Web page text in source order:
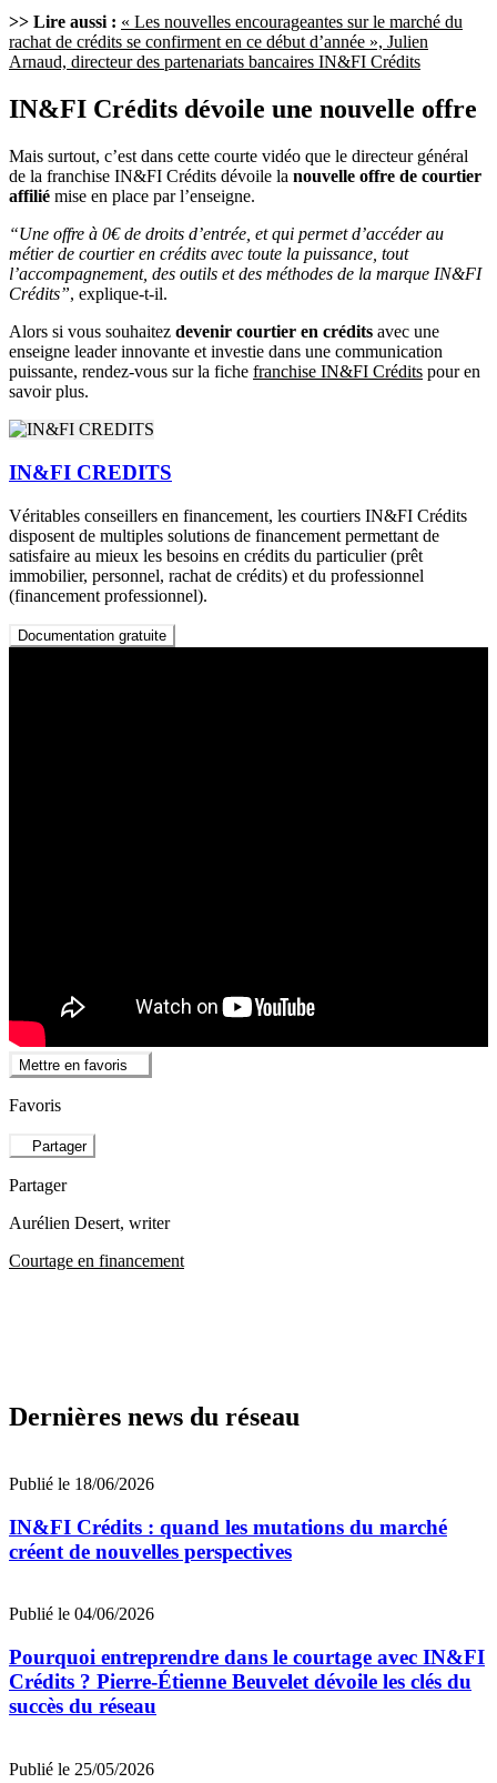
>> Lire aussi : « Les nouvelles encourageantes sur le marché du
rachat de crédits se confirment en ce début d’année », Julien
Arnaud, directeur des partenariats bancaires IN&FI Crédits
IN&FI Crédits dévoile une nouvelle offre
Mais surtout, c’est dans cette courte vidéo que le directeur général
de la franchise IN&FI Crédits dévoile la nouvelle offre de courtier
affilié mise en place par l’enseigne.
“Une offre à 0€ de droits d’entrée, et qui permet d’accéder au
métier de courtier en crédits avec toute la puissance, tout
l’accompagnement, des outils et des méthodes de la marque IN&FI
Crédits”, explique-t-il.
Alors si vous souhaitez devenir courtier en crédits avec une
enseigne leader innovante et investie dans une communication
puissante, rendez-vous sur la fiche franchise IN&FI Crédits pour en
savoir plus.
IN&FI CREDITS
Véritables conseillers en financement, les courtiers IN&FI Crédits
disposent de multiples solutions de financement permettant de
satisfaire au mieux les besoins en crédits du particulier (prêt
immobilier, personnel, rachat de crédits) et du professionnel
(financement professionnel).
Documentation gratuite
Mettre en favoris
Favoris
Partager
Partager
Aurélien Desert, writer
Courtage en financement
Dernières news du réseau
Publié le 18/06/2026
IN&FI Crédits : quand les mutations du marché
créent de nouvelles perspectives
Publié le 04/06/2026
Pourquoi entreprendre dans le courtage avec IN&FI
Crédits ? Pierre-Étienne Beuvelet dévoile les clés du
succès du réseau
Publié le 25/05/2026